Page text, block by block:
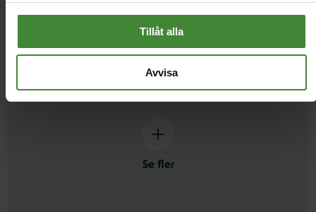
Tillåt alla
Avvisa
Civilsamhälle Civilt försvar
Se fler